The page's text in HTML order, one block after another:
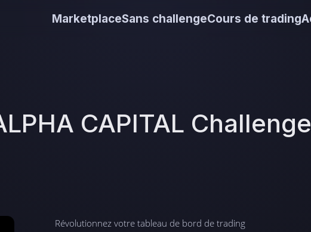
MarketplaceSans challengeCours de trading
CAPITAL Challenge
Révolutionnez votre tableau de bord de trading